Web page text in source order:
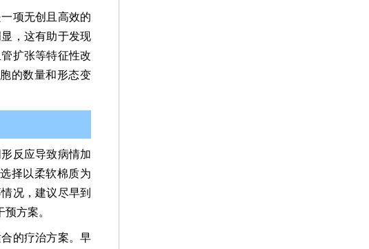
一项无创且高效的
，这有助于发现
扩张等特征性改
的数量和形态变
反应导致病情加
择以柔软棉质为
况，建议尽早到
方案。
的疗治方案。早